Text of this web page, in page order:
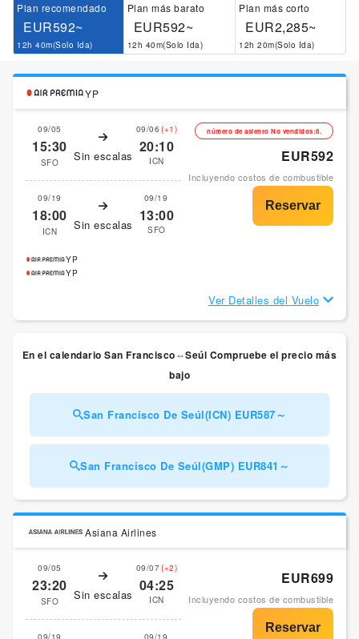
Plan recomendado
EUR592~
12h 40m(Solo Ida)
Plan más barato
EUR592~
12h 40m(Solo Ida)
Plan más corto
EUR2,285~
12h 20m(Solo Ida)
YP
09/05
15:30
SFO Sin escalas
09/06 (+1)
20:10
ICN
09/19
18:00
ICN Sin escalas
09/19
13:00
SFO
número de asiento No vendidos:8.
EUR592
Incluyendo costos de combustible
YP
YP
Ver Detalles del Vuelo
En el calendario San Francisco⇔Seúl Compruebe el precio más
bajo
San Francisco De Seúl(ICN) EUR587～
San Francisco De Seúl(GMP) EUR841～
Asiana Airlines
09/05
23:20
SFO Sin escalas
09/07(+2)
04:25
ICN
09/19 09/19
EUR699
Incluyendo costos de combustible